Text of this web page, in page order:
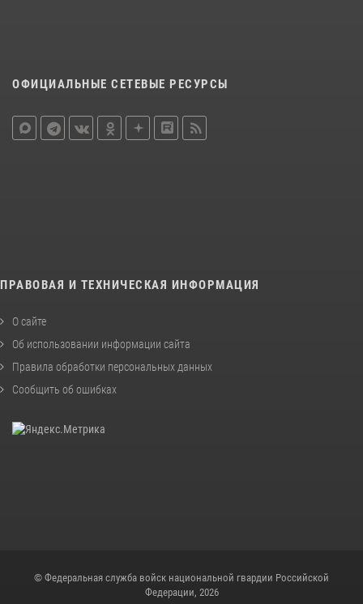
ОФИЦИАЛЬНЫЕ СЕТЕВЫЕ РЕСУРСЫ
ПРАВОВАЯ И ТЕХНИЧЕСКАЯ ИНФОРМАЦИЯ
О сайте
Об использовании информации сайта
Правила обработки персональных данных
Сообщить об ошибках
© Федеральная служба войск национальной гвардии Российской
Федерации, 2026